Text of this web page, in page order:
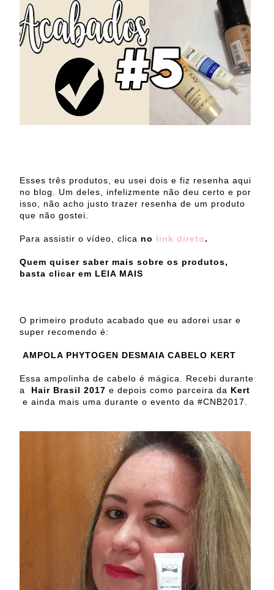
Esses três produtos, eu usei dois e fiz resenha aqui
no blog. Um deles, infelizmente não deu certo e por
isso, não acho justo trazer resenha de um produto
que não gostei.
Para assistir o vídeo, clica no link direto.
Quem quiser saber mais sobre os produtos,
basta clicar em LEIA MAIS
O primeiro produto acabado que eu adorei usar e
super recomendo é:
AMPOLA PHYTOGEN DESMAIA CABELO KERT
Essa ampolinha de cabelo é mágica. Recebi durante
a
Hair Brasil 2017 e depois como parceira da Kert
e ainda mais uma durante o evento da #CNB2017.